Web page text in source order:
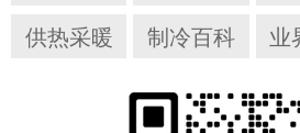
供热采暖
制冷百科 业